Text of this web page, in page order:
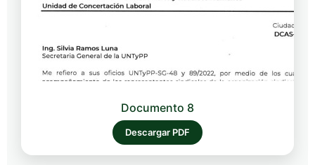
Documento 8
Descargar PDF